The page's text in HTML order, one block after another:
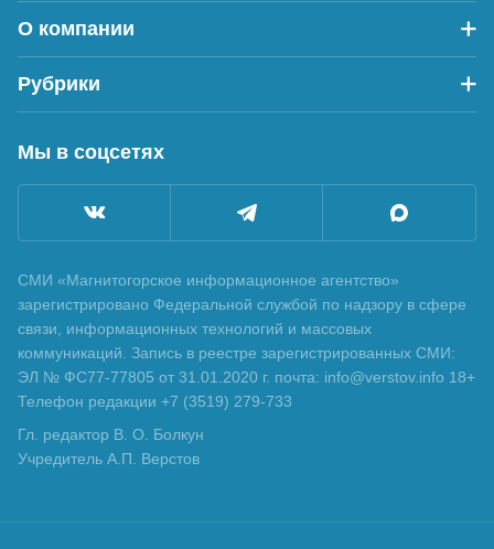
О компании
Рубрики
Мы в соцсетях
СМИ «Магнитогорское информационное агентство»
зарегистрировано Федеральной службой по надзору в сфере
связи, информационных технологий и массовых
коммуникаций. Запись в реестре зарегистрированных СМИ:
ЭЛ № ФС77-77805 от 31.01.2020 г. почта: info@verstov.info 18+
Телефон редакции +7 (3519) 279-733
Гл. редактор В. О. Болкун
Учредитель А.П. Верстов